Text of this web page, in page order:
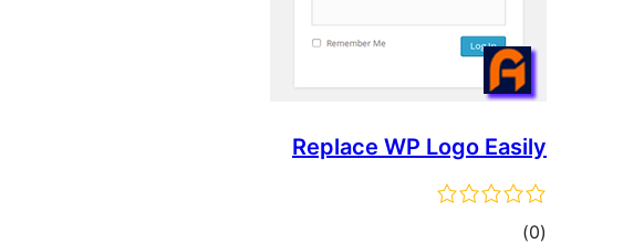
Replace WP Logo Easily
(0 مجموع)